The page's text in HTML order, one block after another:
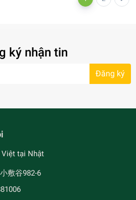
ký nhận tin
Đăng ký
Việt tại Nhật
敷谷982-6